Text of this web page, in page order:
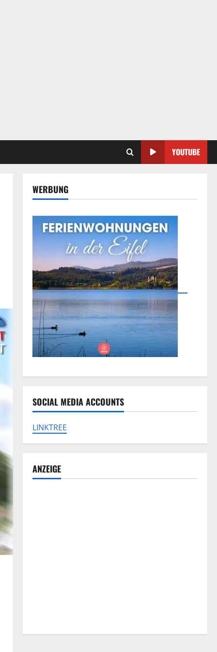
YOUTUBE
WERBUNG
SOCIAL MEDIA ACCOUNTS
LINKTREE
ANZEIGE